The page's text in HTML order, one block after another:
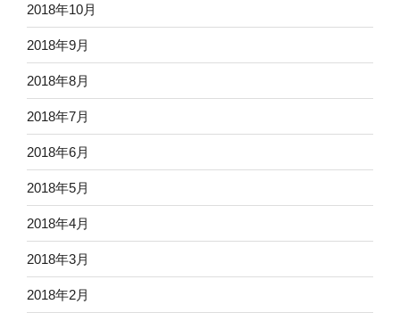
2018年10月
2018年9月
2018年8月
2018年7月
2018年6月
2018年5月
2018年4月
2018年3月
2018年2月